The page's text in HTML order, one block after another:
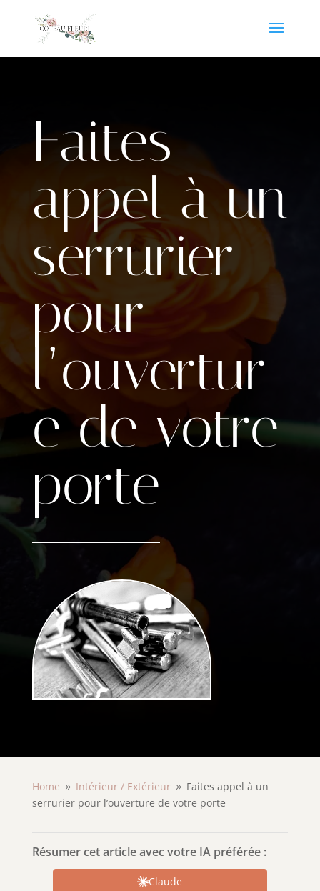
Faites
appel à un
serrurier
pour
l’ouvertur
e de votre
porte
Home 9 Intérieur /Extérieur 9 Faites appel à un
serrurier pour l’ouverture de votre porte
Résumer cet article avec votre IA préférée :
Claude